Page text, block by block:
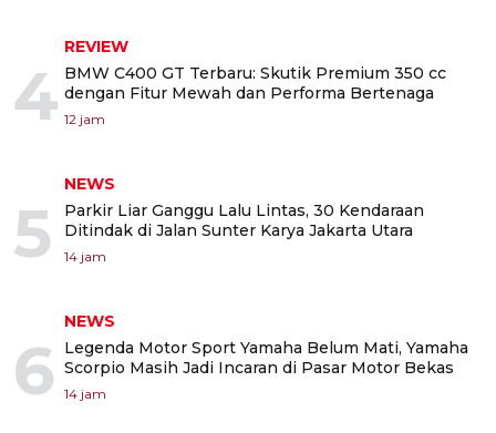
4
REVIEW
BMW C400 GT Terbaru: Skutik Premium 350 cc
dengan Fitur Mewah dan Performa Bertenaga
12 jam
5
NEWS
Parkir Liar Ganggu Lalu Lintas, 30 Kendaraan
Ditindak di Jalan Sunter Karya Jakarta Utara
14 jam
6
NEWS
Legenda Motor Sport Yamaha Belum Mati, Yamaha
Scorpio Masih Jadi Incaran di Pasar Motor Bekas
14 jam